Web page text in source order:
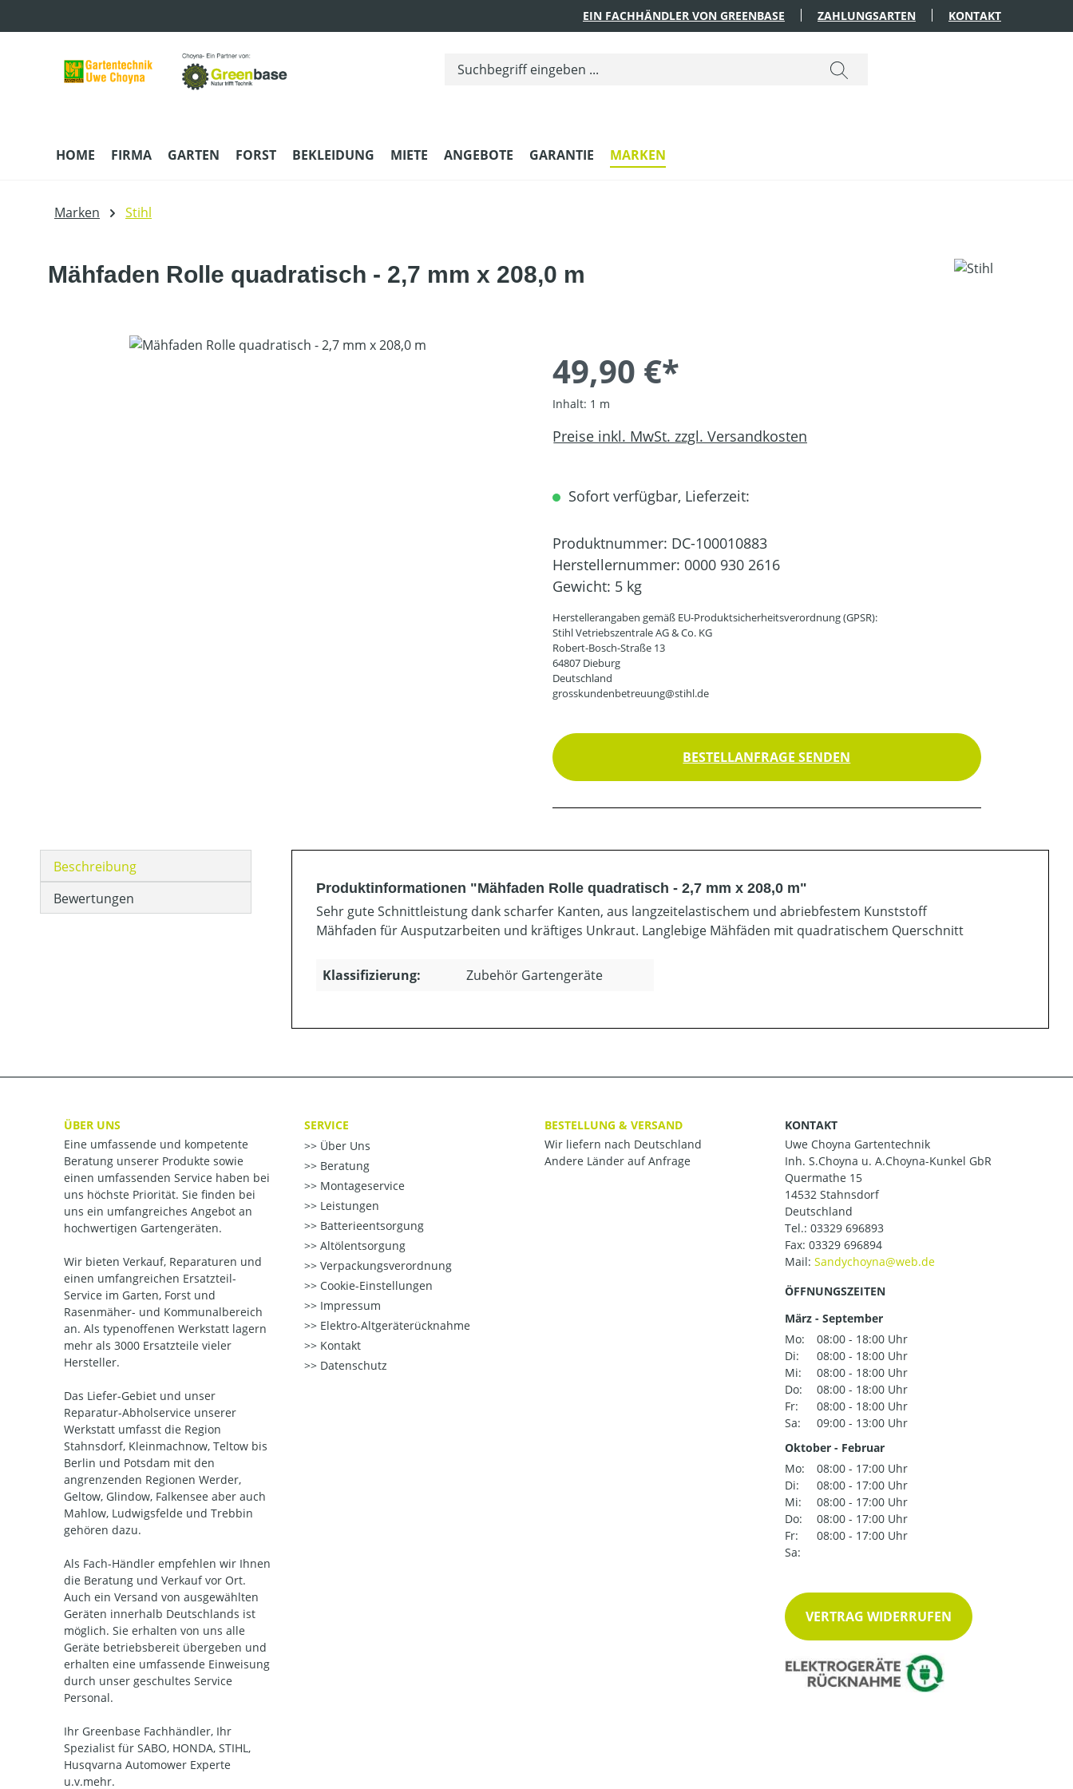
EIN FACHHÄNDLER VON GREENBASE ZAHLUNGSARTEN KONTAKT
HOME FIRMA GARTEN FORST BEKLEIDUNG MIETE ANGEBOTE GARANTIE MARKEN
Marken Stihl
Mähfaden Rolle quadratisch - 2,7 mm x 208,0 m
Bildergalerie überspringen
49,90 €*
Inhalt: 1 m
Preise inkl. MwSt. zzgl. Versandkosten
Sofort verfügbar, Lieferzeit:
Produktnummer: DC-100010883
Herstellernummer: 0000 930 2616
Gewicht: 5 kg
Herstellerangaben gemäß EU-Produktsicherheitsverordnung (GPSR):
Stihl Vetriebszentrale AG & Co. KG
Robert-Bosch-Straße 13
64807 Dieburg
Deutschland
grosskundenbetreuung@stihl.de
BESTELLANFRAGE SENDEN
Beschreibung
Bewertungen
Produktinformationen "Mähfaden Rolle quadratisch - 2,7 mm x 208,0 m"
Sehr gute Schnittleistung dank scharfer Kanten, aus langzeitelastischem und abriebfestem Kunststoff
Mähfaden für Ausputzarbeiten und kräftiges Unkraut. Langlebige Mähfäden mit quadratischem Querschnitt
Klassifizierung: Zubehör Gartengeräte
ÜBER UNS
Eine umfassende und kompetente
Beratung unserer Produkte sowie
einen umfassenden Service haben bei
uns höchste Priorität. Sie finden bei
uns ein umfangreiches Angebot an
hochwertigen Gartengeräten.
Wir bieten Verkauf, Reparaturen und
einen umfangreichen Ersatzteil-
Service im Garten, Forst und
Rasenmäher- und Kommunalbereich
an. Als typenoffenen Werkstatt lagern
mehr als 3000 Ersatzteile vieler
Hersteller.
Das Liefer-Gebiet und unser
Reparatur-Abholservice unserer
Werkstatt umfasst die Region
Stahnsdorf, Kleinmachnow, Teltow bis
Berlin und Potsdam mit den
angrenzenden Regionen Werder,
Geltow, Glindow, Falkensee aber auch
Mahlow, Ludwigsfelde und Trebbin
gehören dazu.
Als Fach-Händler empfehlen wir Ihnen
die Beratung und Verkauf vor Ort.
Auch ein Versand von ausgewählten
Geräten innerhalb Deutschlands ist
möglich. Sie erhalten von uns alle
Geräte betriebsbereit übergeben und
erhalten eine umfassende Einweisung
durch unser geschultes Service
Personal.
Ihr Greenbase Fachhändler, Ihr
Spezialist für SABO, HONDA, STIHL,
Husqvarna Automower Experte
u.v.mehr.
SERVICE
Über Uns
Beratung
Montageservice
Leistungen
Batterieentsorgung
Altölentsorgung
Verpackungsverordnung
Cookie-Einstellungen
Impressum
Elektro-Altgeräterücknahme
Kontakt
Datenschutz
BESTELLUNG & VERSAND
Wir liefern nach Deutschland
Andere Länder auf Anfrage
KONTAKT
Uwe Choyna Gartentechnik
Inh. S.Choyna u. A.Choyna-Kunkel GbR
Quermathe 15
14532 Stahnsdorf
Deutschland
Tel.: 03329 696893
Fax: 03329 696894
Mail:
ÖFFNUNGSZEITEN
März - September
Mo:
08:00 - 18:00 Uhr
Di:
08:00 - 18:00 Uhr
Mi:
08:00 - 18:00 Uhr
Do:
08:00 - 18:00 Uhr
Fr:
08:00 - 18:00 Uhr
Sa:
09:00 - 13:00 Uhr
Oktober - Februar
Mo:
08:00 - 17:00 Uhr
Di:
08:00 - 17:00 Uhr
Mi:
08:00 - 17:00 Uhr
Do:
08:00 - 17:00 Uhr
Fr:
08:00 - 17:00 Uhr
Sa:
VERTRAG WIDERRUFEN